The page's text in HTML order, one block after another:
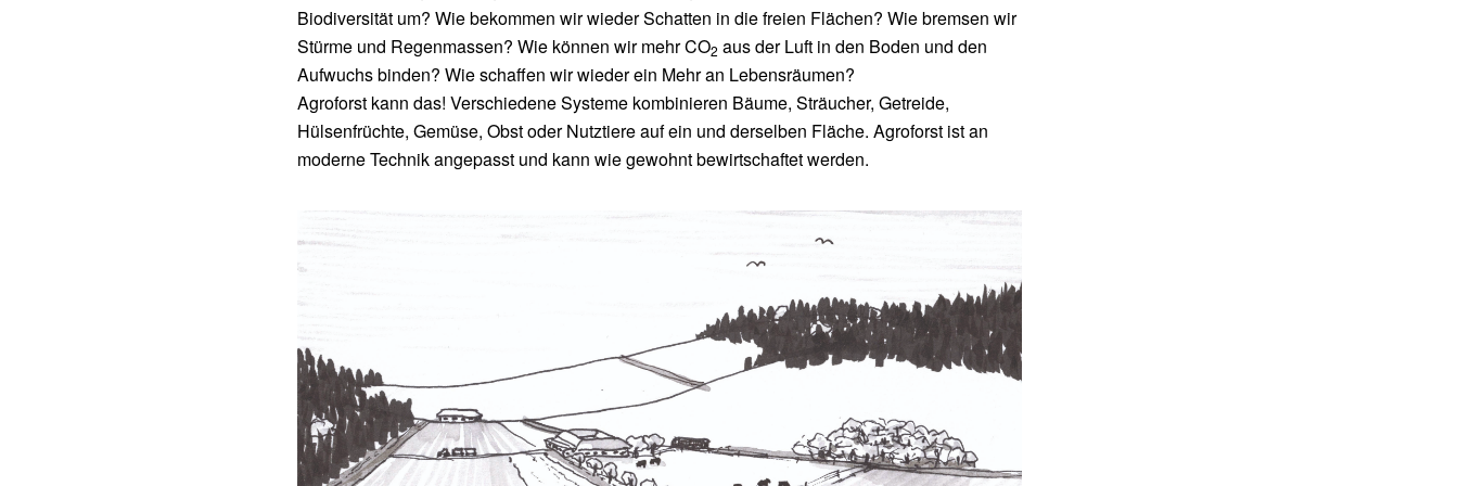
Biodiversität um? Wie bekommen wir wieder Schatten in die freien Flächen? Wie bremsen wir
Stürme und Regenmassen? Wie können wir mehr CO2 aus der Luft in den Boden und den
Aufwuchs binden? Wie schaffen wir wieder ein Mehr an Lebensräumen?
Agroforst kann das! Verschiedene Systeme kombinieren Bäume, Sträucher, Getreide,
Hülsenfrüchte, Gemüse, Obst oder Nutztiere auf ein und derselben Fläche. Agroforst ist an
moderne Technik angepasst und kann wie gewohnt bewirtschaftet werden.